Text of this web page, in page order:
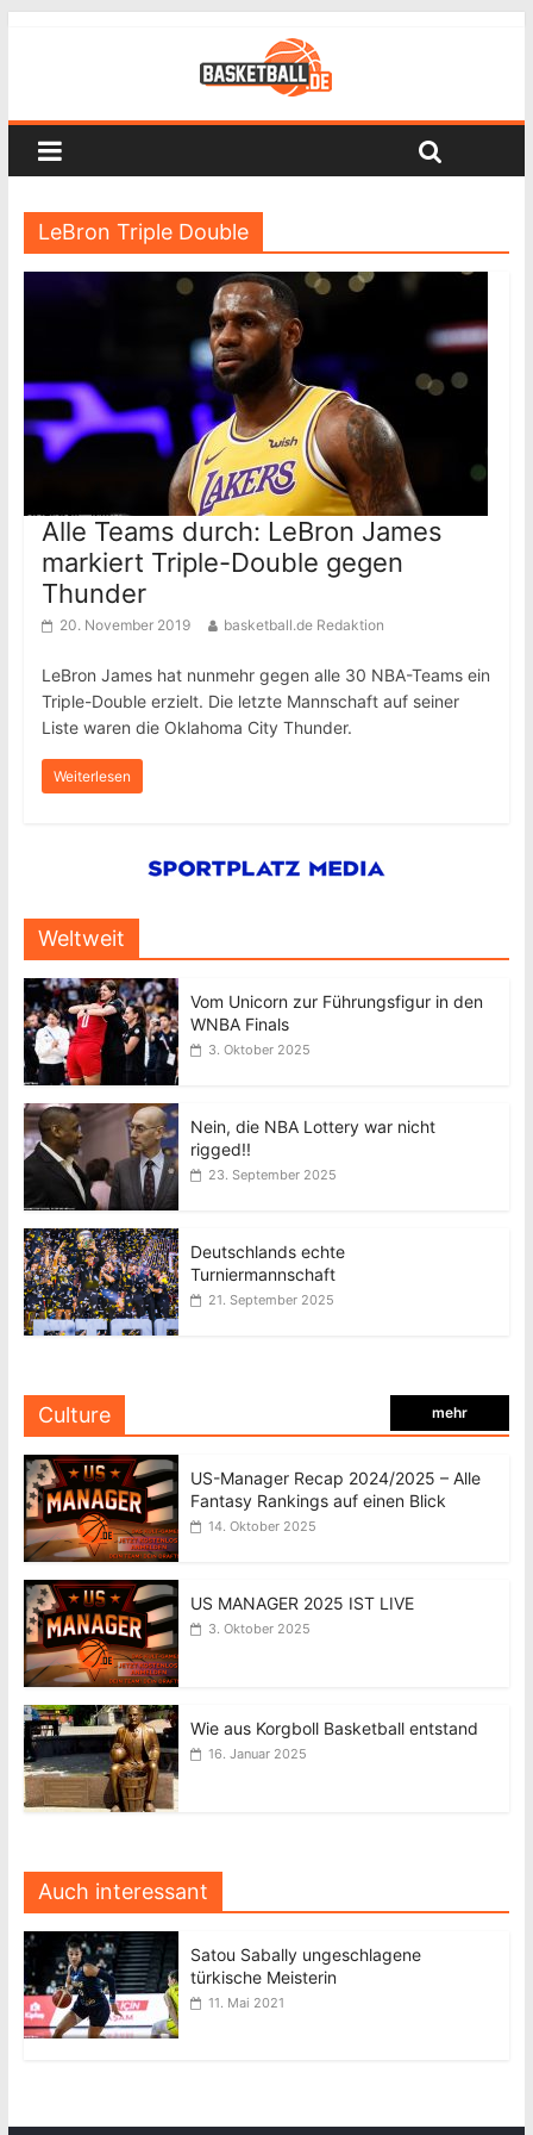
LeBron Triple Double
Alle Teams durch: LeBron James
markiert Triple-Double gegen
Thunder
20. November 2019 basketball.de Redaktion
LeBron James hat nunmehr gegen alle 30 NBA-Teams ein
Triple-Double erzielt. Die letzte Mannschaft auf seiner
Liste waren die Oklahoma City Thunder.
Weiterlesen
Weltweit
Vom Unicorn zur Führungsfigur in den
WNBA Finals
3. Oktober 2025
Nein, die NBA Lottery war nicht
rigged!!
23. September 2025
Deutschlands echte
Turniermannschaft
21. September 2025
Culture mehr
US-Manager Recap 2024/2025 – Alle
Fantasy Rankings auf einen Blick
14. Oktober 2025
US MANAGER 2025 IST LIVE
3. Oktober 2025
Wie aus Korgboll Basketball entstand
16. Januar 2025
Auch interessant
Satou Sabally ungeschlagene
türkische Meisterin
11. Mai 2021